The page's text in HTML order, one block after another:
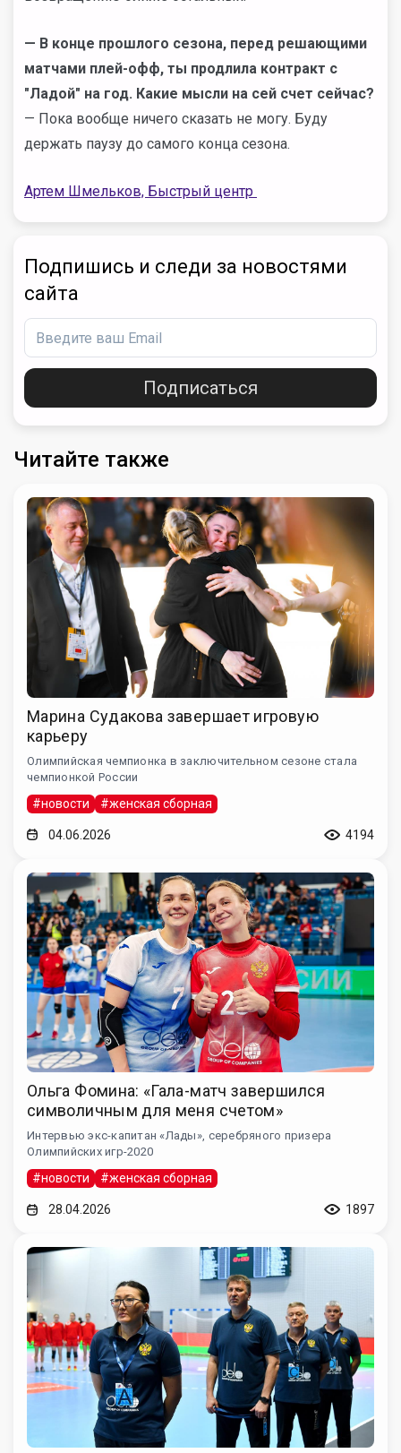
— В конце прошлого сезона, перед решающими
матчами плей-офф, ты продлила контракт с
"Ладой" на год. Какие мысли на сей счет сейчас?
— Пока вообще ничего сказать не могу. Буду
держать паузу до самого конца сезона.
Артем Шмельков, Быстрый центр
Подпишись и следи за новостями
сайта
Подписаться
Читайте также
Марина Судакова завершает игровую
карьеру
Олимпийская чемпионка в заключительном сезоне стала
чемпионкой России
#новости #женская сборная
04.06.2026 4194
Ольга Фомина: «Гала-матч завершился
символичным для меня счетом»
Интервью экс-капитан «Лады», серебряного призера
Олимпийских игр-2020
#новости #женская сборная
28.04.2026 1897